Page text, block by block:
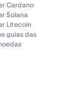
Cardano
Solana
Litecoin
guias das